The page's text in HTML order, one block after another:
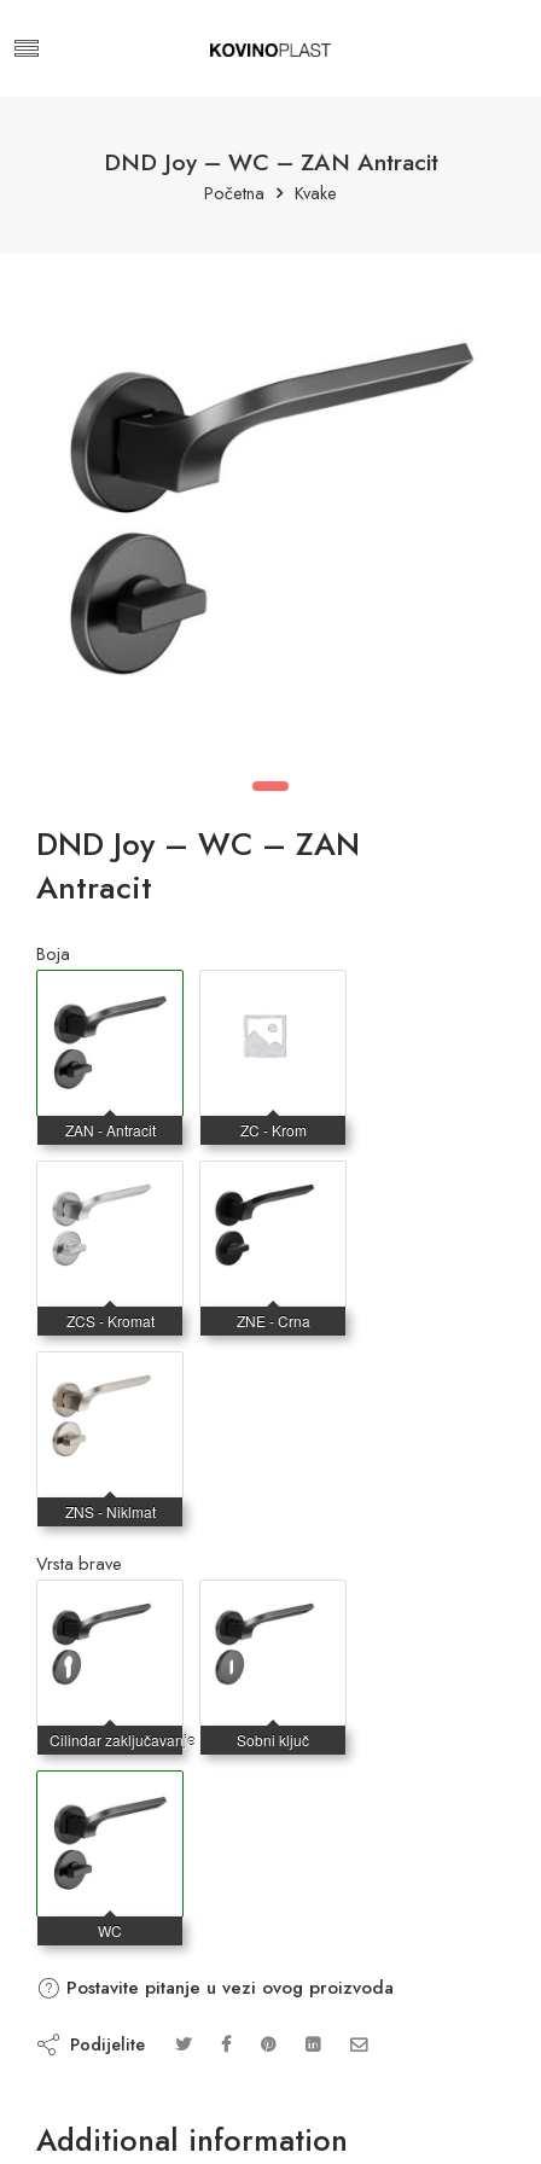
DND Joy – WC – ZAN Antracit
Početna Kvake
DND Joy – WC – ZAN
Antracit
Boja
Vrsta brave
Postavite pitanje u vezi ovog proizvoda
Podijelite
Additional information